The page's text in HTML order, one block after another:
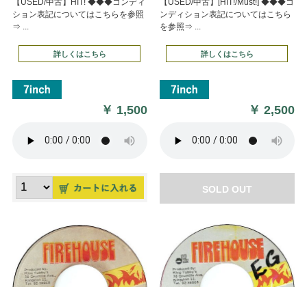
【USED/中古】HIT! ◆◆◆コンディ
ション表記についてはこちらを参照
⇒ ...
詳しくはこちら
￥ 1,500
【USED/中古】[HIT!/Must!] ◆◆◆コ
ンディション表記についてはこちら
を参照⇒ ...
詳しくはこちら
￥2,500
SOLD OUT